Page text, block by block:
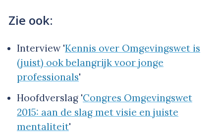
Zie ook:
Interview 'Kennis over Omgevingswet is
(juist) ook belangrijk voor jonge
professionals'
Hoofdverslag 'Congres Omgevingswet
2015: aan de slag met visie en juiste
mentaliteit'